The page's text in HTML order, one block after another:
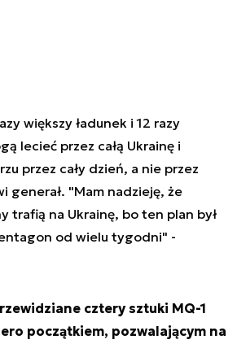
większy ładunek i 12 razy
lecieć przez całą Ukrainę i
przez cały dzień, a nie przez
generał. "Mam nadzieję, że
trafią na Ukrainę, bo ten plan był
od wielu tygodni" -
cztery sztuki MQ-1
początkiem, pozwalającym na